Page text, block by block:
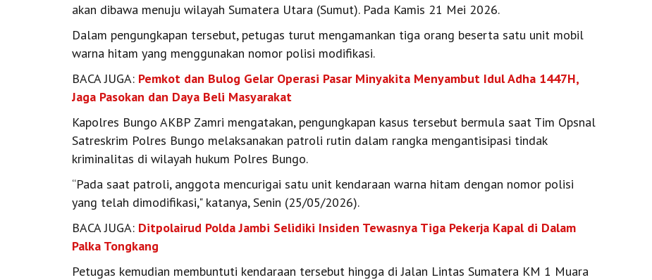
akan dibawa menuju wilayah Sumatera Utara (Sumut). Pada Kamis 21 Mei 2026.
Dalam pengungkapan tersebut, petugas turut mengamankan tiga orang beserta satu unit mobil
warna hitam yang menggunakan nomor polisi modifikasi.
BACA JUGA: Pemkot dan Bulog Gelar Operasi Pasar Minyakita Menyambut Idul Adha 1447H,
Jaga Pasokan dan Daya Beli Masyarakat
Kapolres Bungo AKBP Zamri mengatakan, pengungkapan kasus tersebut bermula saat Tim Opsnal
Satreskrim Polres Bungo melaksanakan patroli rutin dalam rangka mengantisipasi tindak
kriminalitas di wilayah hukum Polres Bungo.
“Pada saat patroli, anggota mencurigai satu unit kendaraan warna hitam dengan nomor polisi
yang telah dimodifikasi," katanya, Senin (25/05/2026).
BACA JUGA: Ditpolairud Polda Jambi Selidiki Insiden Tewasnya Tiga Pekerja Kapal di Dalam
Palka Tongkang
Petugas kemudian membuntuti kendaraan tersebut hingga di Jalan Lintas Sumatera KM 1 Muara